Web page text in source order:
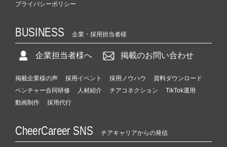
プライバシーポリシー
BUSINESS 企業・採用担当者様
企業担当者様へ 掲載のお問い合わせ
掲載企業様の声 採用イベント 採用ノウハウ
資料ダウンロード
ベンチャー合同研修
人材紹介 チアコネクション
TikTok運用
動画制作
採用代行
CheerCareer SNS チアキャリアからの発信